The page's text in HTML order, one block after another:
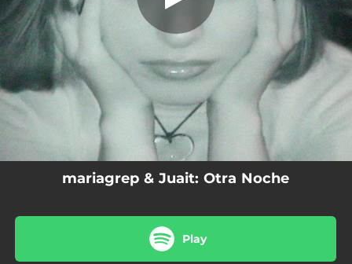
mariagrep & Juait: Otra Noche
Play